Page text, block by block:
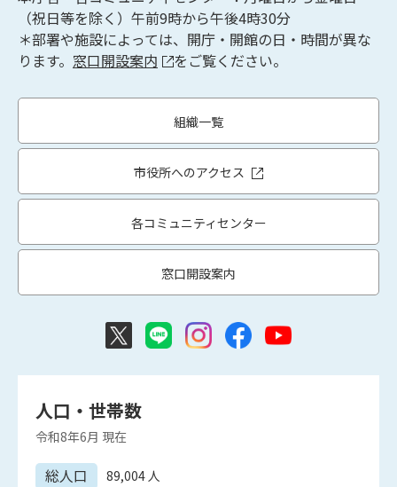
（祝日等を除く）午前9時から午後4時30分
＊部署や施設によっては、開庁・開館の日・時間が異な
ります。 窓口開設案内 をご覧ください。
組織一覧
市役所へのアクセス
各コミュニティセンター
窓口開設案内
人口・世帯数
令和8年6月 現在
総人口 89,004人